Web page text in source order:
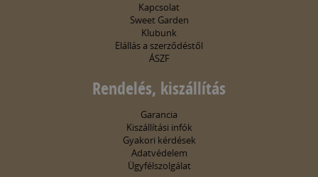
Kapcsolat
Sweet Garden
Klubunk
Elállás a szerződéstől
ÁSZF
Rendelés, kiszállítás
Garancia
Kiszállítási infók
Gyakori kérdések
Adatvédelem
Ügyfélszolgálat